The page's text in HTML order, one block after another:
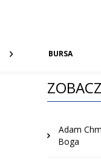
BURSA
Adam
Boga